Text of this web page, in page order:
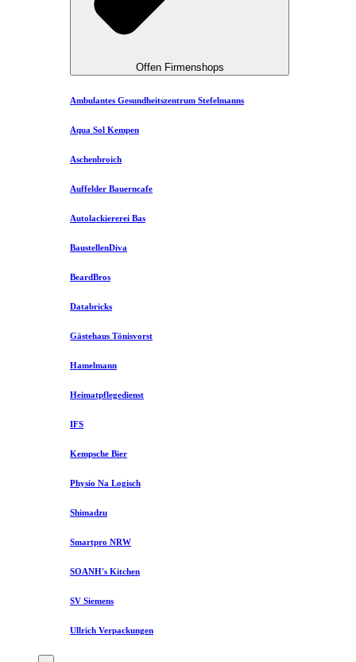
Offen Firmenshops
Ambulantes Gesundheitszentrum Stefelmanns
Aqua Sol Kempen
Aschenbroich
Auffelder Bauerncafe
Autolackiererei Bas
BaustellenDiva
BeardBros
Databricks
Gästehaus Tönisvorst
Hamelmann
Heimatpflegedienst
IFS
Kempsche Bier
Physio Na Logisch
Shimadzu
Smartpro NRW
SOANH's Kitchen
SV Siemens
Ullrich Verpackungen